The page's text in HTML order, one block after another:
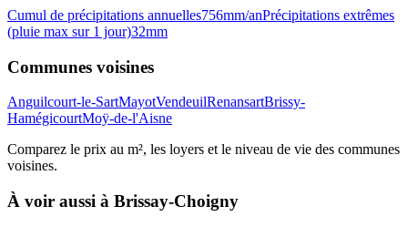
Cumul de précipitations annuelles756mm/anPrécipitations extrêmes
(pluie max sur 1 jour)32mm
Communes voisines
Anguilcourt-le-SartMayotVendeuilRenansartBrissy-
HamégicourtMoÿ-de-l'Aisne
Comparez le prix au m², les loyers et le niveau de vie des communes
voisines.
À voir aussi à Brissay-Choigny